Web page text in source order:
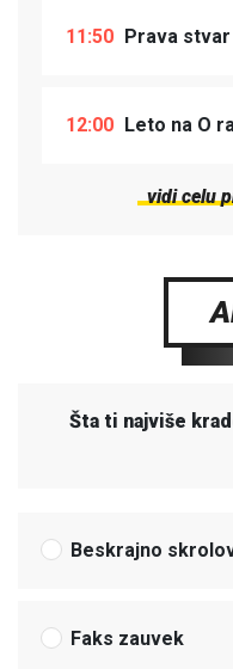
11:50 Prava stvar
12:00 Leto na O
vidi celu
Šta ti najviše
Beskrajno
Faks zauvek